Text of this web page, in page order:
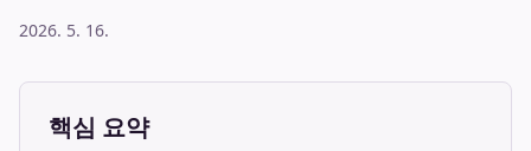
2026. 5. 16.
핵심 요약